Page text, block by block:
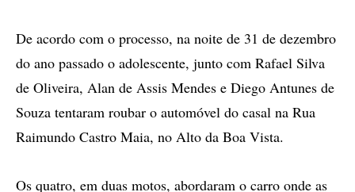
De acordo com o processo, na noite de 31 de dezembro
do ano passado o adolescente, junto com Rafael Silva
de Oliveira, Alan de Assis Mendes e Diego Antunes de
Souza tentaram roubar o automóvel do casal na Rua
Raimundo Castro Maia, no Alto da Boa Vista.
Os quatro, em duas motos, abordaram o carro onde as